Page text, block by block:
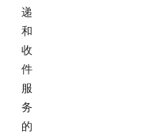
递
和
收
件
服
务
的